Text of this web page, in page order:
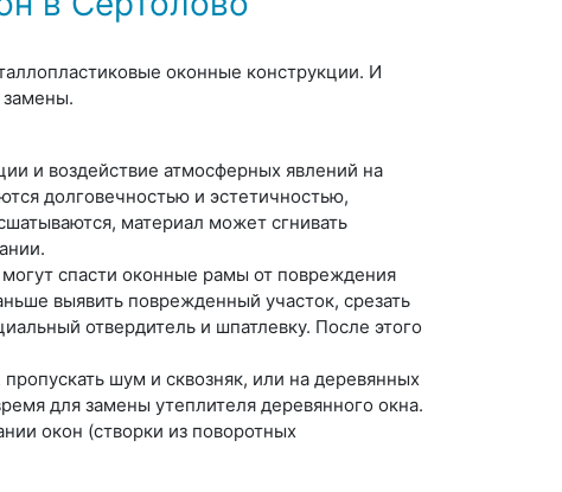
оконные конструкции. И
и воздействие атмосферных явлений на
долговечностью и эстетичностью,
материал может сгнивать
спасти оконные рамы от повреждения
выявить поврежденный участок, срезать
отвердитель и шпатлевку. После этого
шум и сквозняк, или на деревянных
для замены утеплителя деревянного окна.
окон (створки из поворотных